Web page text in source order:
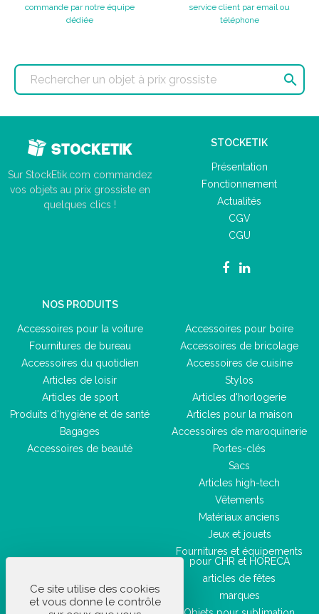
commande par notre équipe
dédiée
service client par email ou
téléphone

Sur StockEtik.com commandez
vos objets au prix grossiste en
quelques clics !
STOCKETIK
Présentation
Fonctionnement
Actualités
CGV
CGU
NOS PRODUITS
Accessoires pour la voiture
Fournitures de bureau
Accessoires du quotidien
Articles de loisir
Articles de sport
Produits d'hygiène et de santé
Bagages
Accessoires de beauté
Accessoires pour boire
Accessoires de bricolage
Accessoires de cuisine
Stylos
Articles d'horlogerie
Articles pour la maison
Accessoires de maroquinerie
Portes-clés
Sacs
Articles high-tech
Vêtements
Matériaux anciens
Jeux et jouets
Fournitures et équipements
pour CHR et HORECA
articles de fêtes
marques
Ce site utilise des cookies
et vous donne le contrôle